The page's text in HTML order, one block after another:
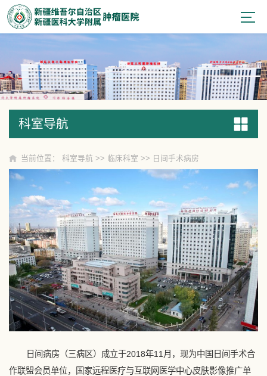
科室导航
科室导航
当前位置： 科室导航 >> 临床科室 >> 日间手术病房
日间病房（三病区）成立于2018年11月，现为中国日间手术合
作联盟会员单位，国家远程医疗与互联网医学中心皮肤影像推广单